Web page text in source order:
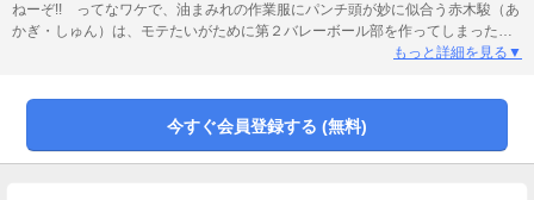
ねーぞ!! ってなワケで、油まみれの作業服にパンチ頭が妙に似合う赤木駿（あ
かぎ・しゅん）は、モテたいがために第２バレーボール部を作ってしまった！
──油の匂いにゃ超ツヨイが、女の香りにゃめっぽうヨワイ、痛快学園コメディ
もっと詳細を見る▼
今すぐ会員登録する (無料)